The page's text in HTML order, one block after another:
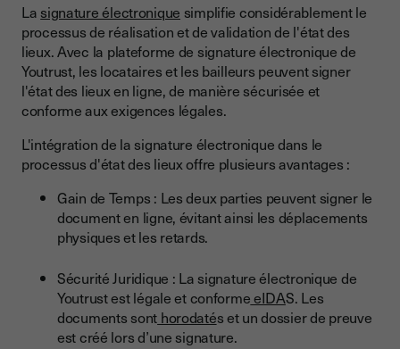
La signature électronique simplifie considérablement le
processus de réalisation et de validation de l'état des
lieux. Avec la plateforme de signature électronique de
Youtrust, les locataires et les bailleurs peuvent signer
l'état des lieux en ligne, de manière sécurisée et
conforme aux exigences légales.
L'intégration de la signature électronique dans le
processus d'état des lieux offre plusieurs avantages :
Gain de Temps : Les deux parties peuvent signer le
document en ligne, évitant ainsi les déplacements
physiques et les retards.
Sécurité Juridique : La signature électronique de
Youtrust est légale et conformeeIDAS. Les
documents sont horodatés et un dossier de preuve
est créé lors d’une signature.